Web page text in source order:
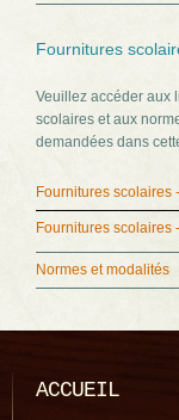
Fournitures
Veuillez accéder aux
scolaires et aux
demandées dans
Fournitures scolaires
Fournitures scolaires
Normes et modalités
ACCUEIL